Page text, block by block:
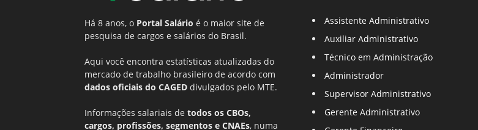
Há 8 anos, o Portal Salário é o maior site de
pesquisa de cargos e salários do Brasil.
Aqui você encontra estatísticas atualizadas do
mercado de trabalho brasileiro de acordo com
dados oficiais do CAGED divulgados pelo MTE.
Informações salariais de todos os CBOs,
cargos, profissões, segmentos e CNAEs, numa
Assistente Administrativo
Auxiliar Administrativo
Técnico em Administração
Administrador
Supervisor Administrativo
Gerente Administrativo